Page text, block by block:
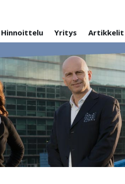
Hinnoittelu Yritys Artikkelit